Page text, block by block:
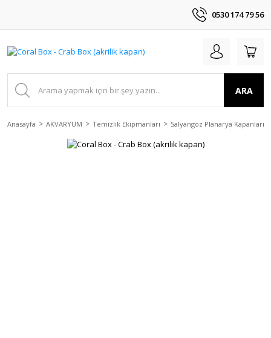
0530 174 79 56
ARA
Anasayfa AKVARYUM Temizlik Ekipmanları Salyangoz Planarya Kapanları